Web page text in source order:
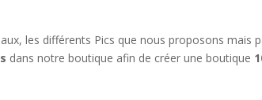
les différents Pics que nous proposons mais
dans notre boutique afin de créer une boutique